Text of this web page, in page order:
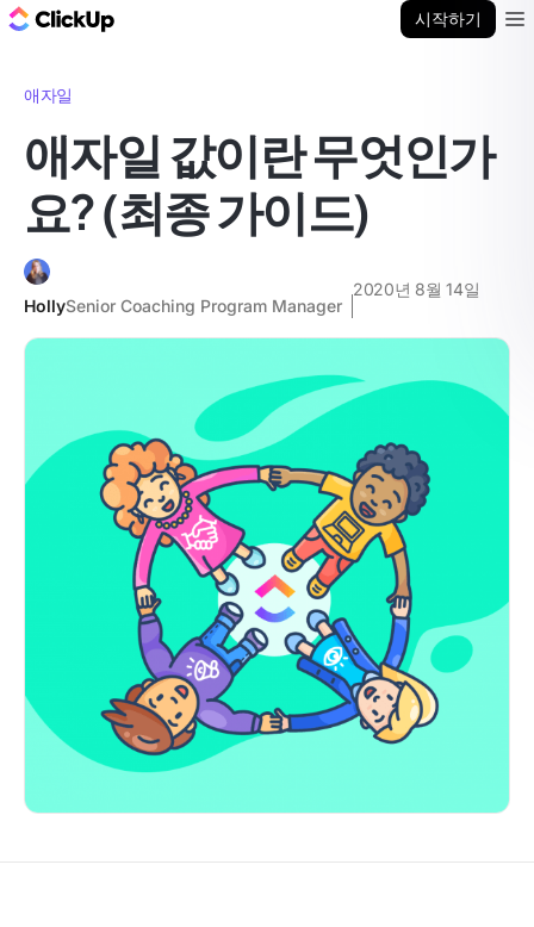
시작하기
애자일
애자일 값이란 무엇인가
요? (최종 가이드)
HollySenior Coaching Program Manager
2020년 8월 14일